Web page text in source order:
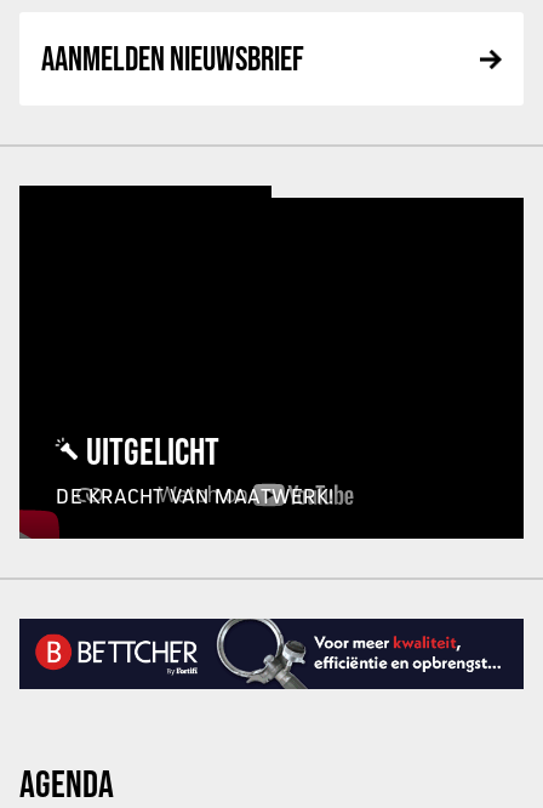
AANMELDEN NIEUWSBRIEF
UITGELICHT
DE KRACHT VAN MAATWERK!
AGENDA